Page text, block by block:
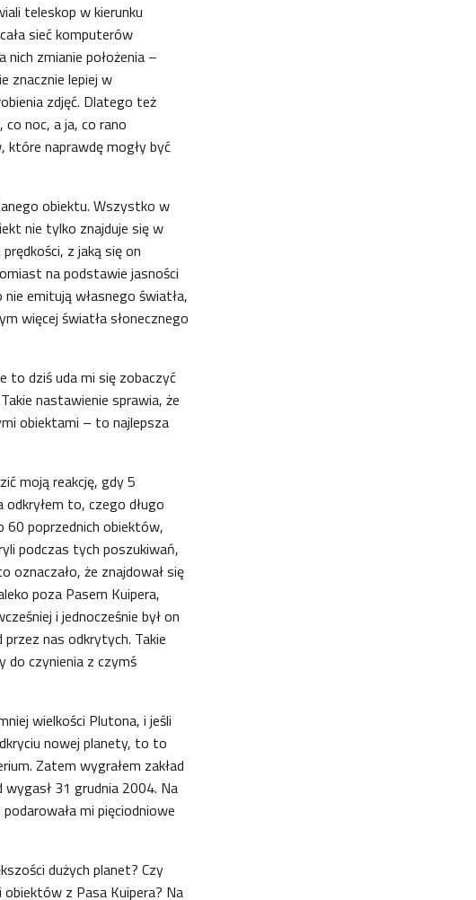
teleskop w kierunku
sieć komputerów
zmianie położenia –
znacznie lepiej w
zdjęć. Dlatego też
noc, a ja, co rano
które naprawdę mogły być
obiektu. Wszystko w
nie tylko znajduje się w
z jaką się on
na podstawie jasności
emitują własnego światła,
więcej światła słonecznego
to dziś uda mi się zobaczyć
nastawienie sprawia, że
obiektami – to najlepsza
moją reakcję, gdy 5
to, czego długo
60 poprzednich obiektów,
podczas tych poszukiwań,
oznaczało, że znajdował się
poza Pasem Kuipera,
i jednocześnie był on
nas odkrytych. Takie
do czynienia z czymś
wielkości Plutona, i jeśli
nowej planety, to to
Zatem wygrałem zakład
31 grudnia 2004. Na
mi pięciodniowe
dużych planet? Czy
z Pasa Kuipera? Na